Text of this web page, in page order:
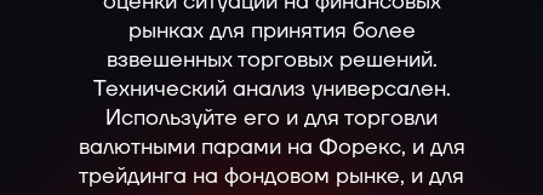
рынках для принятия более
взвешенных торговых решений.
Технический анализ универсален.
Используйте его и для торговли
валютными парами на Форекс, и для
трейдинга на фондовом рынке, и для